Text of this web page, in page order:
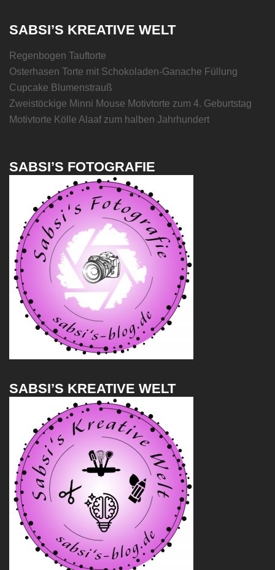
SABSI’S KREATIVE WELT
Regenbogen Tauftorte
Osterhasen Torte mit Schokoladen-Ganache Füllung
Cupcake Blumenstrauß
Zweistöckige Minni Mouse Motivtorte zum 4. Geburtstag
Motivtorte Kölle Alaaf zum halben Jahrhundert
SABSI’S FOTOGRAFIE
SABSI’S KREATIVE WELT